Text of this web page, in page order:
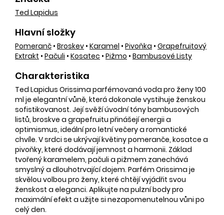
Ted Lapidus
Hlavní složky
Pomeranč • Broskev • Karamel • Pivoňka • Grapefruitový
Extrakt • Pačuli • Kosatec • Pižmo • Bambusové Listy
Charakteristika
Ted Lapidus Orissima parfémovaná voda pro ženy 100
ml je elegantní vůně, která dokonale vystihuje ženskou
sofistikovanost. Její svěží úvodní tóny bambusových
listů, broskve a grapefruitu přinášejí energii a
optimismus, ideální pro letní večery a romantické
chvíle. V srdci se ukrývají květiny pomeranče, kosatce a
pivoňky, které dodávají jemnost a harmonii. Základ
tvořený karamelem, pačuli a pižmem zanechává
smyslný a dlouhotrvající dojem. Parfém Orissima je
skvělou volbou pro ženy, které chtějí vyjádřit svou
ženskost a eleganci. Aplikujte na pulzní body pro
maximální efekt a užijte si nezapomenutelnou vůni po
celý den.